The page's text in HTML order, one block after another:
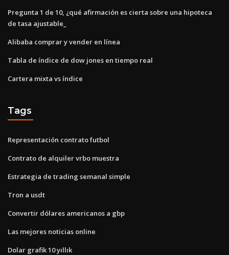
Pregunta 1 de 10, ¿qué afirmación es cierta sobre una hipoteca
de tasa ajustable_
Alibaba comprar y vender en línea
Tabla de índice de dow jones en tiempo real
Cartera mixta vs índice
Tags
Representación contrato futbol
Contrato de alquiler vrbo muestra
Estrategia de trading semanal simple
Tron a usdt
Convertir dólares americanos a gbp
Las mejores noticias online
Dolar grafik 10 yıllık